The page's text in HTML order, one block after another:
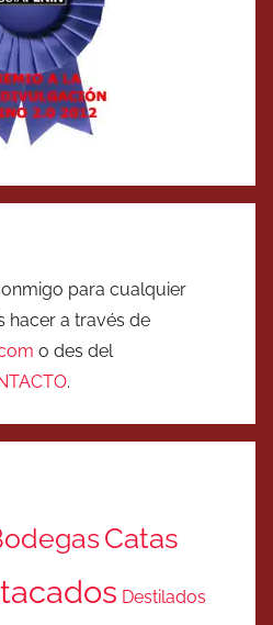
para cualquier
hacer a través de
o des del
.
Catas
Destilados